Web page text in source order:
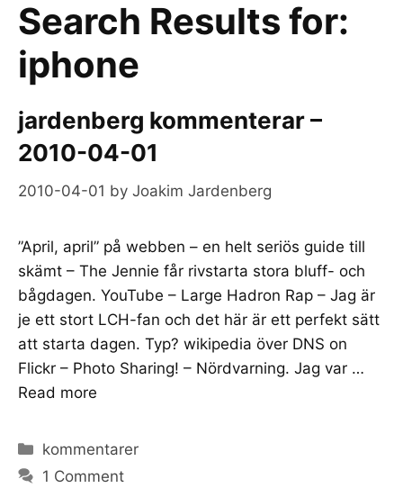
Search Results for:
iphone
jardenberg kommenterar –
2010-04-01
2010-04-01 by Joakim Jardenberg
”April, april” på webben – en helt seriös guide till
skämt – The Jennie får rivstarta stora bluff- och
bågdagen. YouTube – Large Hadron Rap – Jag är
je ett stort LCH-fan och det här är ett perfekt sätt
att starta dagen. Typ? wikipedia över DNS on
Flickr – Photo Sharing! – Nördvarning. Jag var …
Read more
Categories
kommentarer
1 Comment